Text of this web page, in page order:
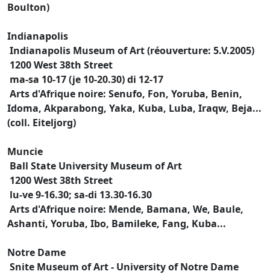
Boulton)
Indianapolis
Indianapolis Museum of Art (réouverture: 5.V.2005)
1200 West 38th Street
ma-sa 10-17 (je 10-20.30) di 12-17
Arts d'Afrique noire: Senufo, Fon, Yoruba, Benin,
Idoma, Akparabong, Yaka, Kuba, Luba, Iraqw, Beja...
(coll. Eiteljorg)
Muncie
Ball State University Museum of Art
1200 West 38th Street
lu-ve 9-16.30; sa-di 13.30-16.30
Arts d'Afrique noire: Mende, Bamana, We, Baule,
Ashanti, Yoruba, Ibo, Bamileke, Fang, Kuba...
Notre Dame
Snite Museum of Art - University of Notre Dame